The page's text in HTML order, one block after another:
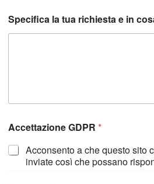
e
c
i
a
Specifica la tua richiesta e in
Accettazione GDPR*
Acconsento a che questo sito
inviate così che possano